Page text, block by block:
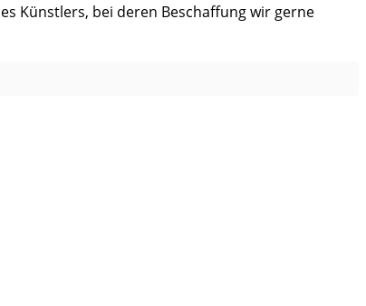
Künstlers, bei deren Beschaffung wir gerne